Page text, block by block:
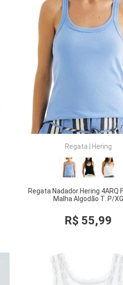
Regata Hering
Regata Nadador Hering 4ARQ
Malha Algodão T. P/XG
R$ 55,99